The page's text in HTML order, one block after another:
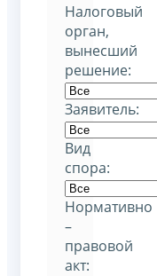
Налоговый
орган,
вынесший
решение:
Заявитель:
Вид
спора:
Нормативно
–
правовой
акт: